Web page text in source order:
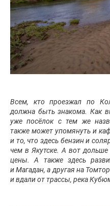
Всем, кто проезжал по
должна быть знакома. Как
уже посёлок с тем же
также может упомянуть и
и то, что здесь бензин и
чем в Якутске. А вот
цены. А также здесь
и Магадан, а другая на
и вдали от трассы, река